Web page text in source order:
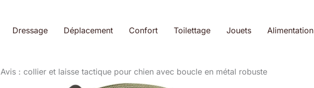
Dressage Déplacement Confort Toilettage Jouets Alimentation
Avis : collier et laisse tactique pour chien avec boucle en métal robuste